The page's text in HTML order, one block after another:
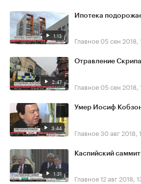
1:13
Ипотека
Главное 05 сен 2018,
2:47
Отравление
Главное 05 сен 2018,
3:44
Умер Иосиф
Главное30 авг 2018,
1:31
Каспийский саммит
Главное12 авг 2018,